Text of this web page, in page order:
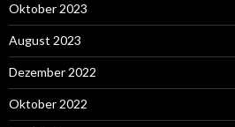
Oktober 2023
August 2023
Dezember 2022
Oktober 2022